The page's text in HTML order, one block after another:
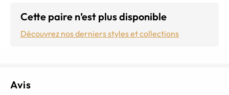
Cette paire n’est plus disponible
Découvrez nos derniers styles et collections
Avis